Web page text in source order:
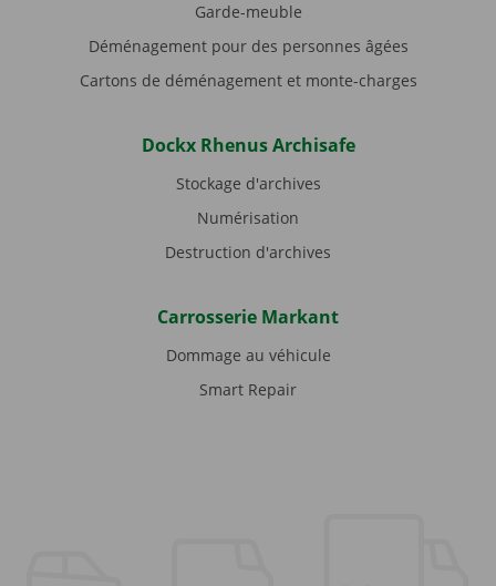
Garde-meuble
Déménagement pour des personnes âgées
Cartons de déménagement et monte-charges
Dockx Rhenus Archisafe
Stockage d'archives
Numérisation
Destruction d'archives
Carrosserie Markant
Dommage au véhicule
Smart Repair